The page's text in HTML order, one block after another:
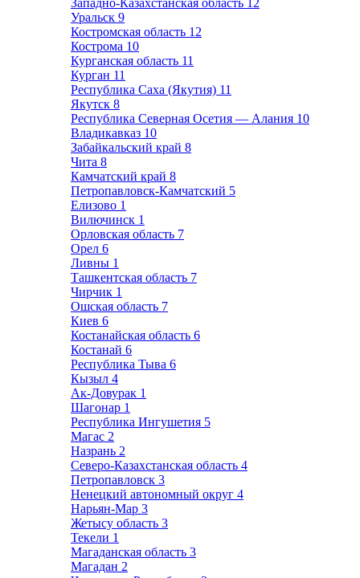
Западно-Казахстанская область 12
Уральск 9
Костромская область 12
Кострома 10
Курганская область 11
Курган 11
Республика Саха (Якутия) 11
Якутск 8
Республика Северная Осетия — Алания 10
Владикавказ 10
Забайкальский край 8
Чита 8
Камчатский край 8
Петропавловск-Камчатский 5
Елизово 1
Вилючинск 1
Орловская область 7
Орел 6
Ливны 1
Ташкентская область 7
Чирчик 1
Ошская область 7
Киев 6
Костанайская область 6
Костанай 6
Республика Тыва 6
Кызыл 4
Ак-Довурак 1
Шагонар 1
Республика Ингушетия 5
Магас 2
Назрань 2
Северо-Казахстанская область 4
Петропавловск 3
Ненецкий автономный округ 4
Нарьян-Мар 3
Жетысу область 3
Текели 1
Магаданская область 3
Магадан 2